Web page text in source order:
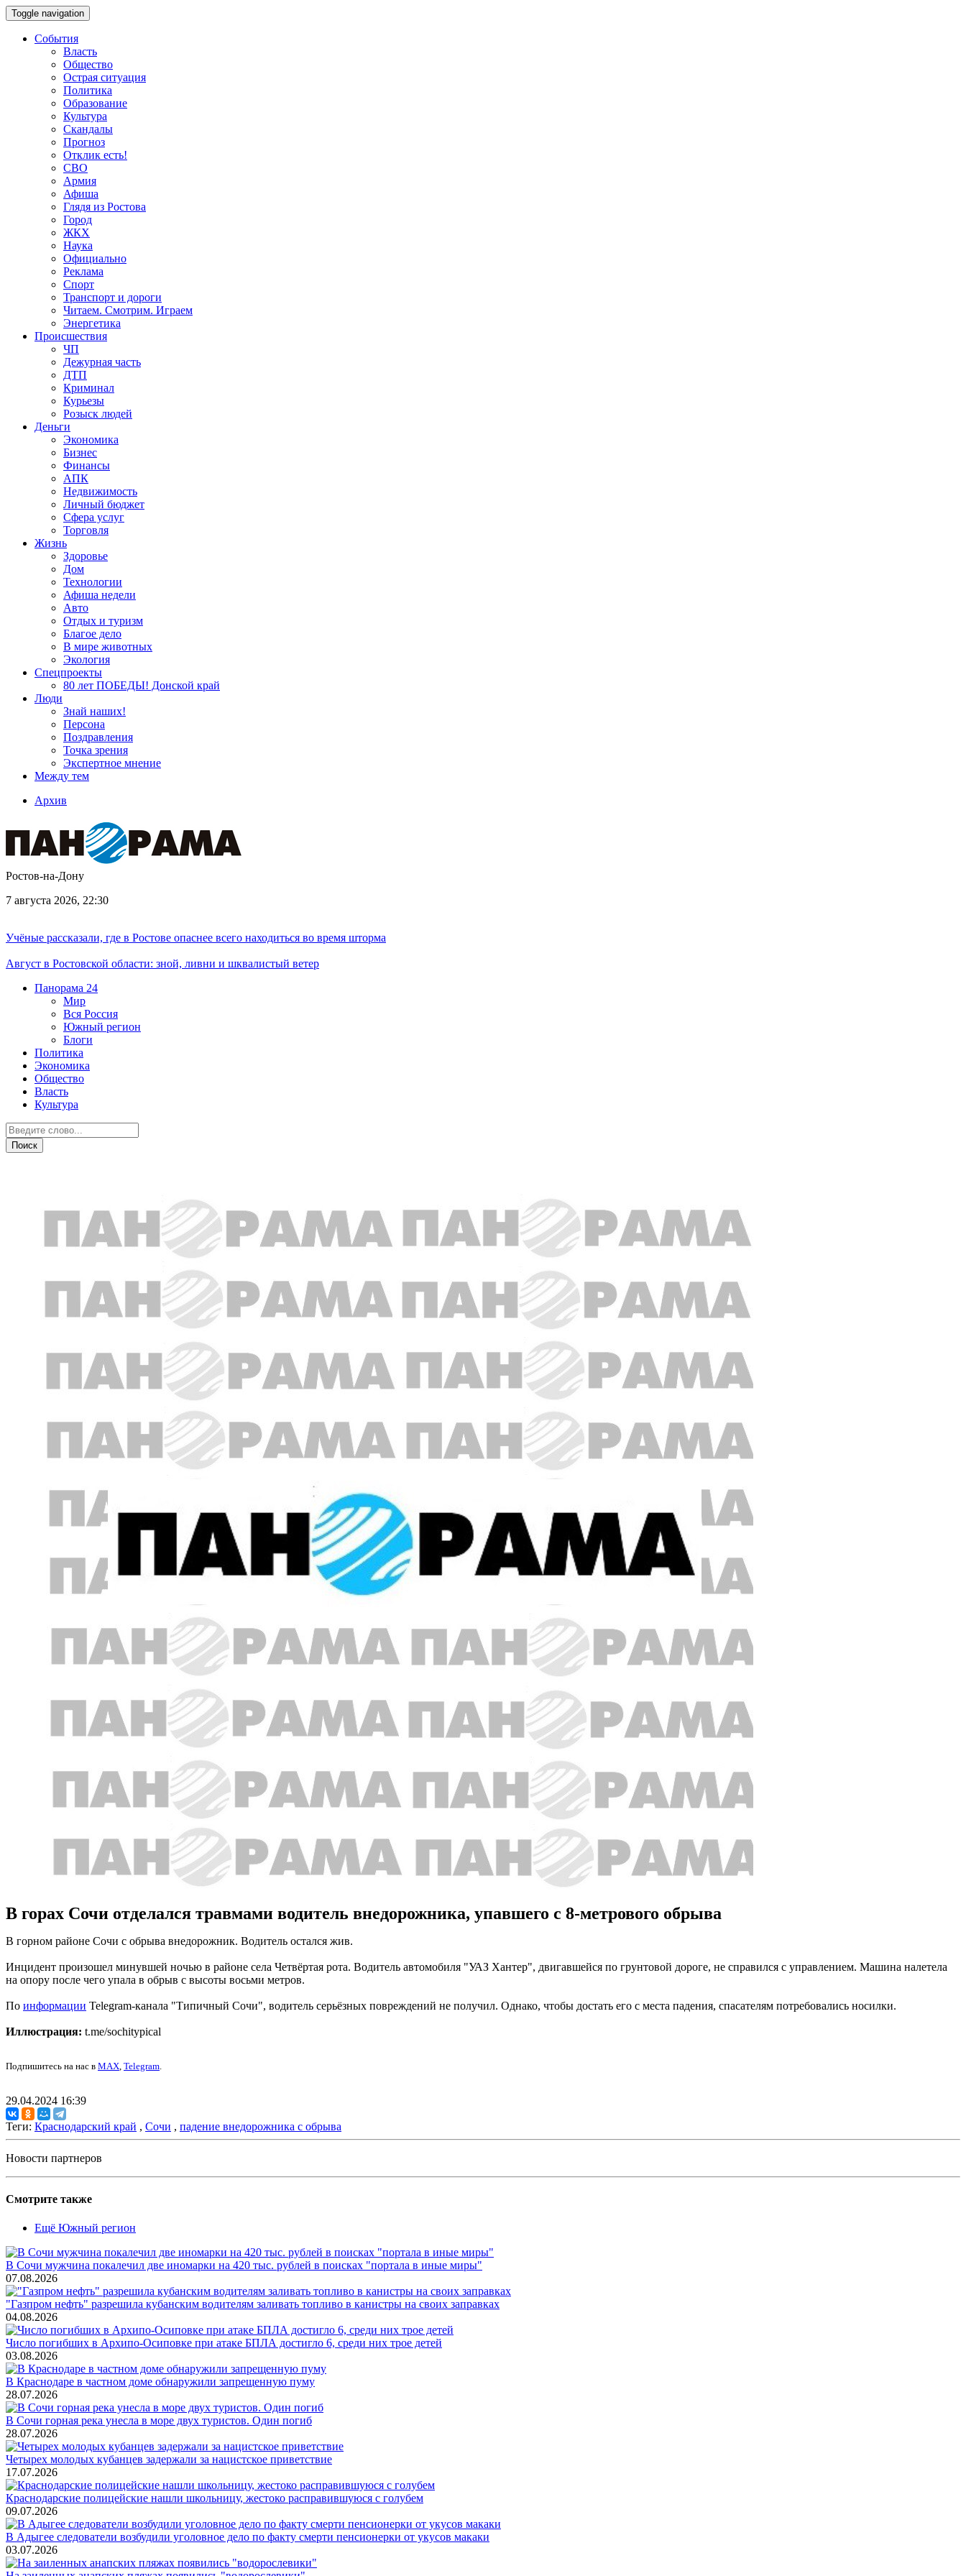
Toggle navigation
События
Власть
Общество
Острая ситуация
Политика
Образование
Культура
Скандалы
Прогноз
Отклик есть!
СВО
Армия
Афиша
Глядя из Ростова
Город
ЖКХ
Наука
Официально
Реклама
Спорт
Транспорт и дороги
Читаем. Смотрим. Играем
Энергетика
Происшествия
ЧП
Дежурная часть
ДТП
Криминал
Курьезы
Розыск людей
Деньги
Экономика
Бизнес
Финансы
АПК
Недвижимость
Личный бюджет
Сфера услуг
Торговля
Жизнь
Здоровье
Дом
Технологии
Афиша недели
Авто
Отдых и туризм
Благое дело
В мире животных
Экология
Спецпроекты
80 лет ПОБЕДЫ! Донской край
Люди
Знай наших!
Персона
Поздравления
Точка зрения
Экспертное мнение
Между тем
Архив
Ростов-на-Дону
7 августа 2026, 22:30
Учёные рассказали, где в Ростове опаснее всего находиться во время шторма
Август в Ростовской области: зной, ливни и шквалистый ветер
Панорама 24
Мир
Вся Россия
Южный регион
Блоги
Политика
Экономика
Общество
Власть
Культура
В горах Сочи отделался травмами водитель внедорожника, упавшего с 8-метрового обрыва
В горном районе Сочи с обрыва внедорожник. Водитель остался жив.
Инцидент произошел минувшей ночью в районе села Четвёртая рота. Водитель автомобиля "УАЗ Хантер", двигавшейся по грунтовой дороге, не справился с управлением. Машина налетела
на опору после чего упала в обрыв с высоты восьми метров.
По информации Telegram-канала "Типичный Сочи", водитель серьёзных повреждений не получил. Однако, чтобы достать его с места падения, спасателям потребовались носилки.
Иллюстрация: t.me/sochitypical
Подпишитесь на нас в MAX, Telegram.
29.04.2024 16:39
Теги: Краснодарский край , Сочи , падение внедорожника с обрыва
Новости партнеров
Смотрите также
Ещё Южный регион
В Сочи мужчина покалечил две иномарки на 420 тыс. рублей в поисках "портала в иные миры"
07.08.2026
"Газпром нефть" разрешила кубанским водителям заливать топливо в канистры на своих заправках
04.08.2026
Число погибших в Архипо-Осиповке при атаке БПЛА достигло 6, среди них трое детей
03.08.2026
В Краснодаре в частном доме обнаружили запрещенную пуму
28.07.2026
В Сочи горная река унесла в море двух туристов. Один погиб
28.07.2026
Четырех молодых кубанцев задержали за нацистское приветствие
17.07.2026
Краснодарские полицейские нашли школьницу, жестоко расправившуюся с голубем
09.07.2026
В Адыгее следователи возбудили уголовное дело по факту смерти пенсионерки от укусов макаки
03.07.2026